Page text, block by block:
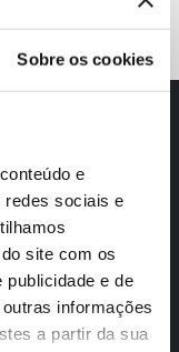
Sobre os cookies
e
redes sociais e
site com os
e de
informações
a partir da sua